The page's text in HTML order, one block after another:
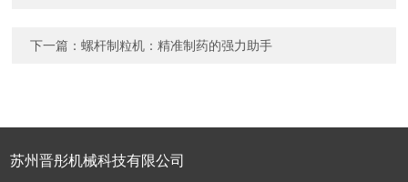
下一篇：螺杆制粒机：精准制药的强力助手
苏州晋彤机械科技有限公司